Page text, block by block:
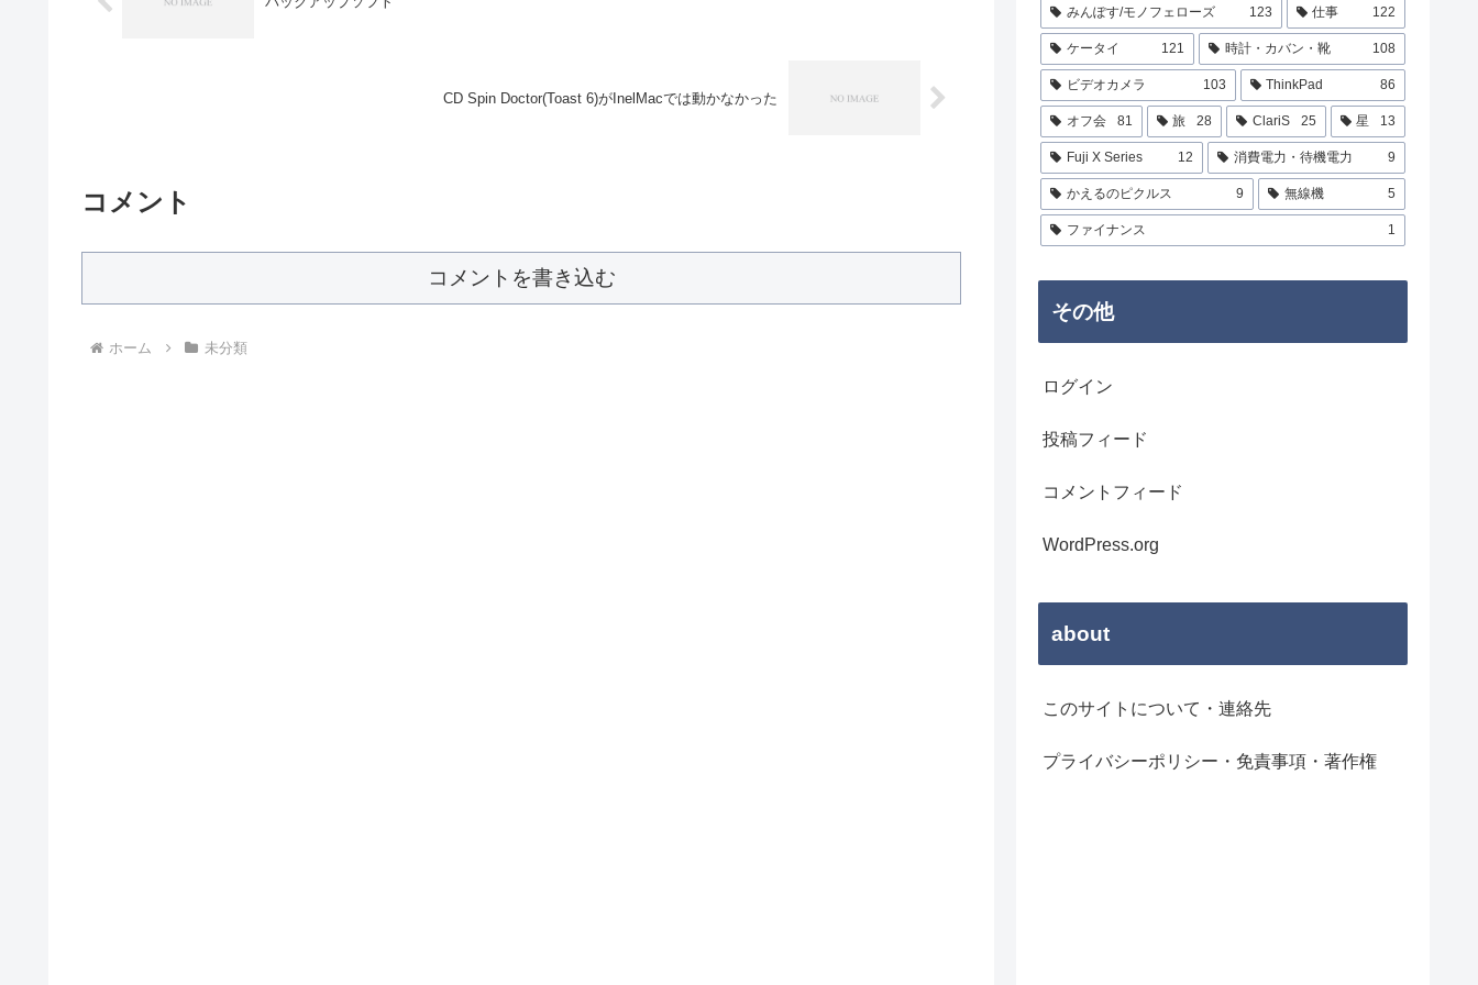
CD Spin Doctor(Toast 6)がInelMacでは動かなかった
コメント
コメントを書き込む
ホーム 未分類
みんぽす/モノフェローズ 123 仕事 122
ケータイ 121 時計・カバン・靴 108
ビデオカメラ 103 ThinkPad 86
オフ会 81 旅 28 ClariS 25 星 13
Fuji X Series 12 消費電力・待機電力 9
かえるのピクルス 9 無線機 5
ファイナンス 1
その他
ログイン
投稿フィード
コメントフィード
WordPress.org
about
このサイトについて・連絡先
プライバシーポリシー・免責事項・著作権